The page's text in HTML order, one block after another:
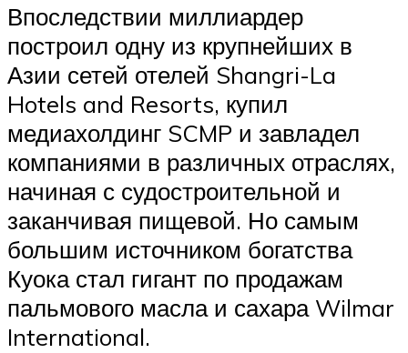
Впоследствии миллиардер
построил одну из крупнейших в
Азии сетей отелей Shangri-La
Hotels and Resorts, купил
медиахолдинг SCMP и завладел
компаниями в различных отраслях,
начиная с судостроительной и
заканчивая пищевой. Но самым
большим источником богатства
Куока стал гигант по продажам
пальмового масла и сахара Wilmar
International.